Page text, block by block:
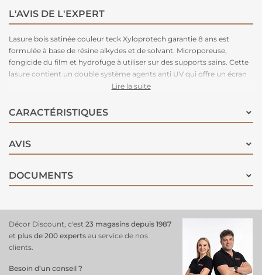
L'AVIS DE L'EXPERT
Lasure bois satinée couleur teck Xyloprotech garantie 8 ans est
formulée à base de résine alkydes et de solvant. Microporeuse,
fongicide du film et hydrofuge à utiliser sur des supports sains. Cette
lasure contient un double système agents anti UV qui offre un écran
protecteur renforcé et la rend plus résistante les varirations de
pour renforcer sa tenue dans le temps.
Lire la suite
CARACTÉRISTIQUES
AVIS
DOCUMENTS
Décor Discount, c'est 23 magasins depuis 1987
et plus de 200 experts au service de nos
clients.
Besoin d’un conseil ?